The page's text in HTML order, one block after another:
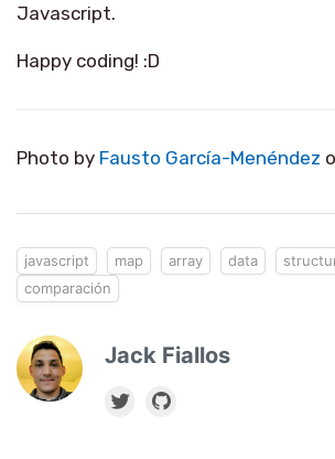
Javascript.
Happy coding! :D
Photo by Fausto García-Menéndez
javascript map array data
comparación
Jack Fiallos